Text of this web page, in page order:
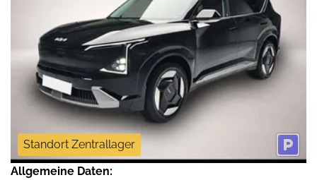
Standort Zentrallager
Allgemeine Daten: